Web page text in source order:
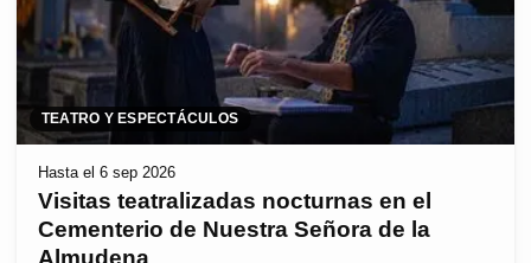
TEATRO Y ESPECTÁCULOS
Hasta el 6 sep 2026
Visitas teatralizadas nocturnas en el
Cementerio de Nuestra Señora de la
Almudena